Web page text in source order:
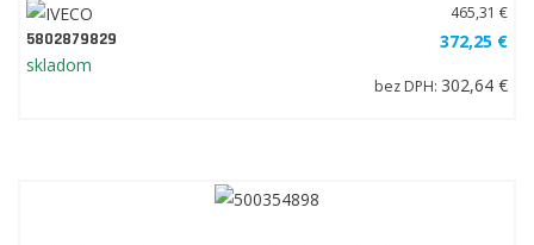
5802879829
skladom
465,31 €
372,25 €
bez DPH: 302,64 €